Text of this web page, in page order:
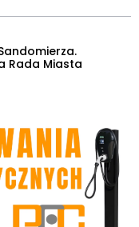
Rada Miasta